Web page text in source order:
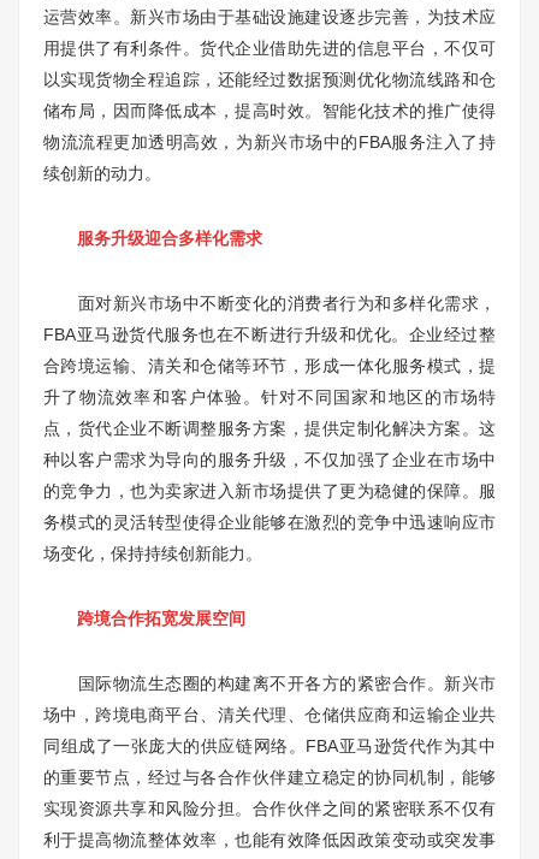
运营效率。新兴市场由于基础设施建设逐步完善，为技术应
用提供了有利条件。货代企业借助先进的信息平台，不仅可
以实现货物全程追踪，还能经过数据预测优化物流线路和仓
储布局，因而降低成本，提高时效。智能化技术的推广使得
物流流程更加透明高效，为新兴市场中的FBA服务注入了持
续创新的动力。
服务升级迎合多样化需求
面对新兴市场中不断变化的消费者行为和多样化需求，
FBA亚马逊货代服务也在不断进行升级和优化。企业经过整
合跨境运输、清关和仓储等环节，形成一体化服务模式，提
升了物流效率和客户体验。针对不同国家和地区的市场特
点，货代企业不断调整服务方案，提供定制化解决方案。这
种以客户需求为导向的服务升级，不仅加强了企业在市场中
的竞争力，也为卖家进入新市场提供了更为稳健的保障。服
务模式的灵活转型使得企业能够在激烈的竞争中迅速响应市
场变化，保持持续创新能力。
跨境合作拓宽发展空间
国际物流生态圈的构建离不开各方的紧密合作。新兴市
场中，跨境电商平台、清关代理、仓储供应商和运输企业共
同组成了一张庞大的供应链网络。FBA亚马逊货代作为其中
的重要节点，经过与各合作伙伴建立稳定的协同机制，能够
实现资源共享和风险分担。合作伙伴之间的紧密联系不仅有
利于提高物流整体效率，也能有效降低因政策变动或突发事